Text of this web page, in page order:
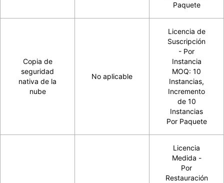
Paquete
Copia de
seguridad
nativa de la
nube
No aplicable
Licencia de
Suscripción
- Por
Instancia
MOQ: 10
Instancias,
Incremento
de 10
Instancias
Por Paquete
Licencia
Medida -
Por
Restauración